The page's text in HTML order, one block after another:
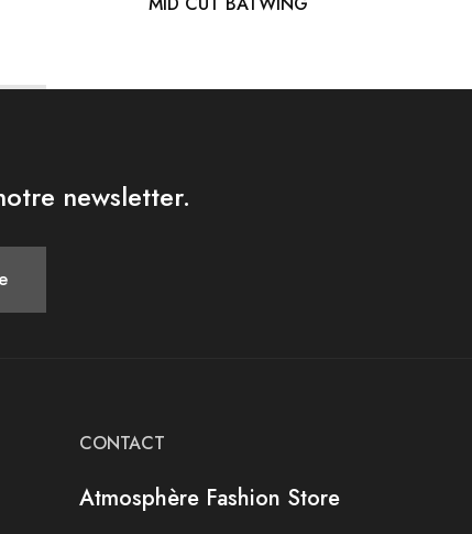
newsletter.
CONTACT
Atmosphère Fashion Store